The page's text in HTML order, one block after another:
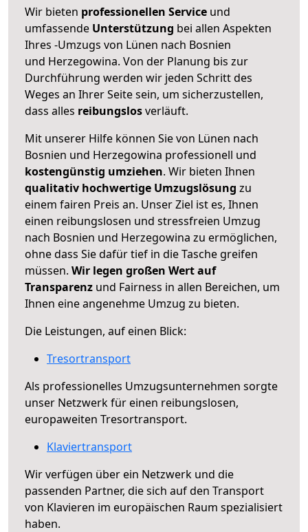
Wir bieten professionellen Service und
umfassende Unterstützung bei allen Aspekten
Ihres -Umzugs von Lünen nach Bosnien
und Herzegowina. Von der Planung bis zur
Durchführung werden wir jeden Schritt des
Weges an Ihrer Seite sein, um sicherzustellen,
dass alles reibungslosverläuft.
Mit unserer Hilfe können Sie von Lünen nach
Bosnien und Herzegowina professionell und
kostengünstig umziehen. Wir bieten Ihnen
qualitativ hochwertige Umzugslösung zu
einem fairen Preis an. Unser Ziel ist es, Ihnen
einen reibungslosen und stressfreien Umzug
nach Bosnien und Herzegowina zu ermöglichen,
ohne dass Sie dafür tief in die Tasche greifen
müssen. Wir legen großen Wert auf
Transparenz und Fairness in allen Bereichen, um
Ihnen eine angenehme Umzug zu bieten.
Die Leistungen, auf einen Blick:
Tresortransport
Als professionelles Umzugsunternehmen sorgte
unser Netzwerk für einen reibungslosen,
europaweiten Tresortransport.
Klaviertransport
Wir verfügen über ein Netzwerk und die
passenden Partner, die sich auf den Transport
von Klavieren im europäischen Raum spezialisiert
haben.